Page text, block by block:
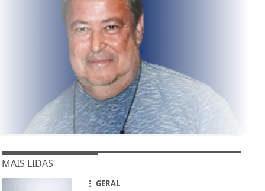
MAIS LIDAS
GERAL